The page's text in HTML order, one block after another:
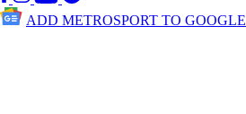
ADD METROSPORT TO GOOGLE